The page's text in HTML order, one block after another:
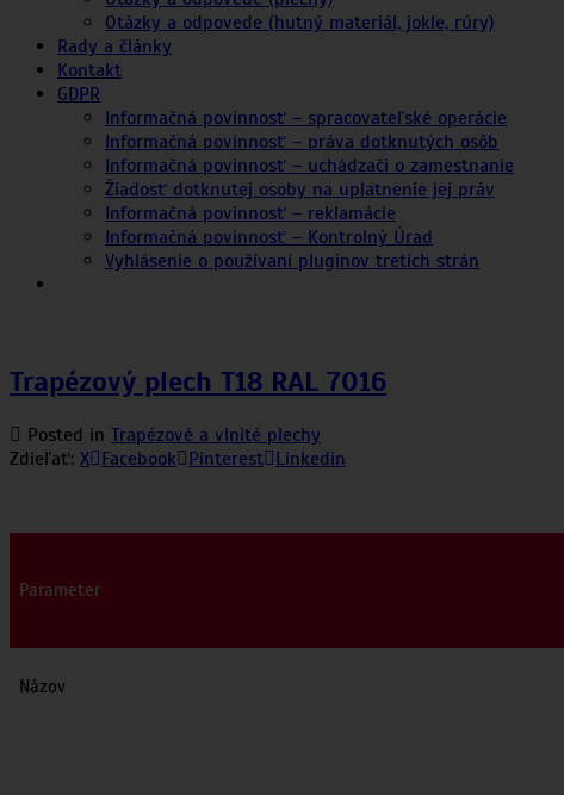
Otázky a odpovede (hutný materiál, jokle, rúry)
Rady a články
Kontakt
GDPR
Informačná povinnosť – spracovateľské operácie
Informačná povinnosť – práva dotknutých osôb
Informačná povinnosť – uchádzači o zamestnanie
Žiadosť dotknutej osoby na uplatnenie jej práv
Informačná povinnosť – reklamácie
Informačná povinnosť – Kontrolný Úrad
Vyhlásenie o používaní pluginov tretích strán
Trapézový plech T18 RAL 7016
Posted in Trapézové a vlnité plechy
Zdieľať: X Facebook Pinterest Linkedin
Parameter
Názov